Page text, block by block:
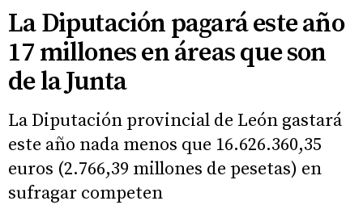
La Diputación pagará este año
17 millones en áreas que son
de la Junta
La Diputación provincial de León gastará
este año nada menos que 16.626.360,35
euros (2.766,39 millones de pesetas) en
sufragar competen